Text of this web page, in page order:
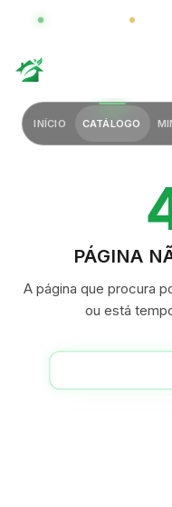
GLOBAL
INÍCIO CATÁLOGO
PÁGINA
A página que procura
ou está